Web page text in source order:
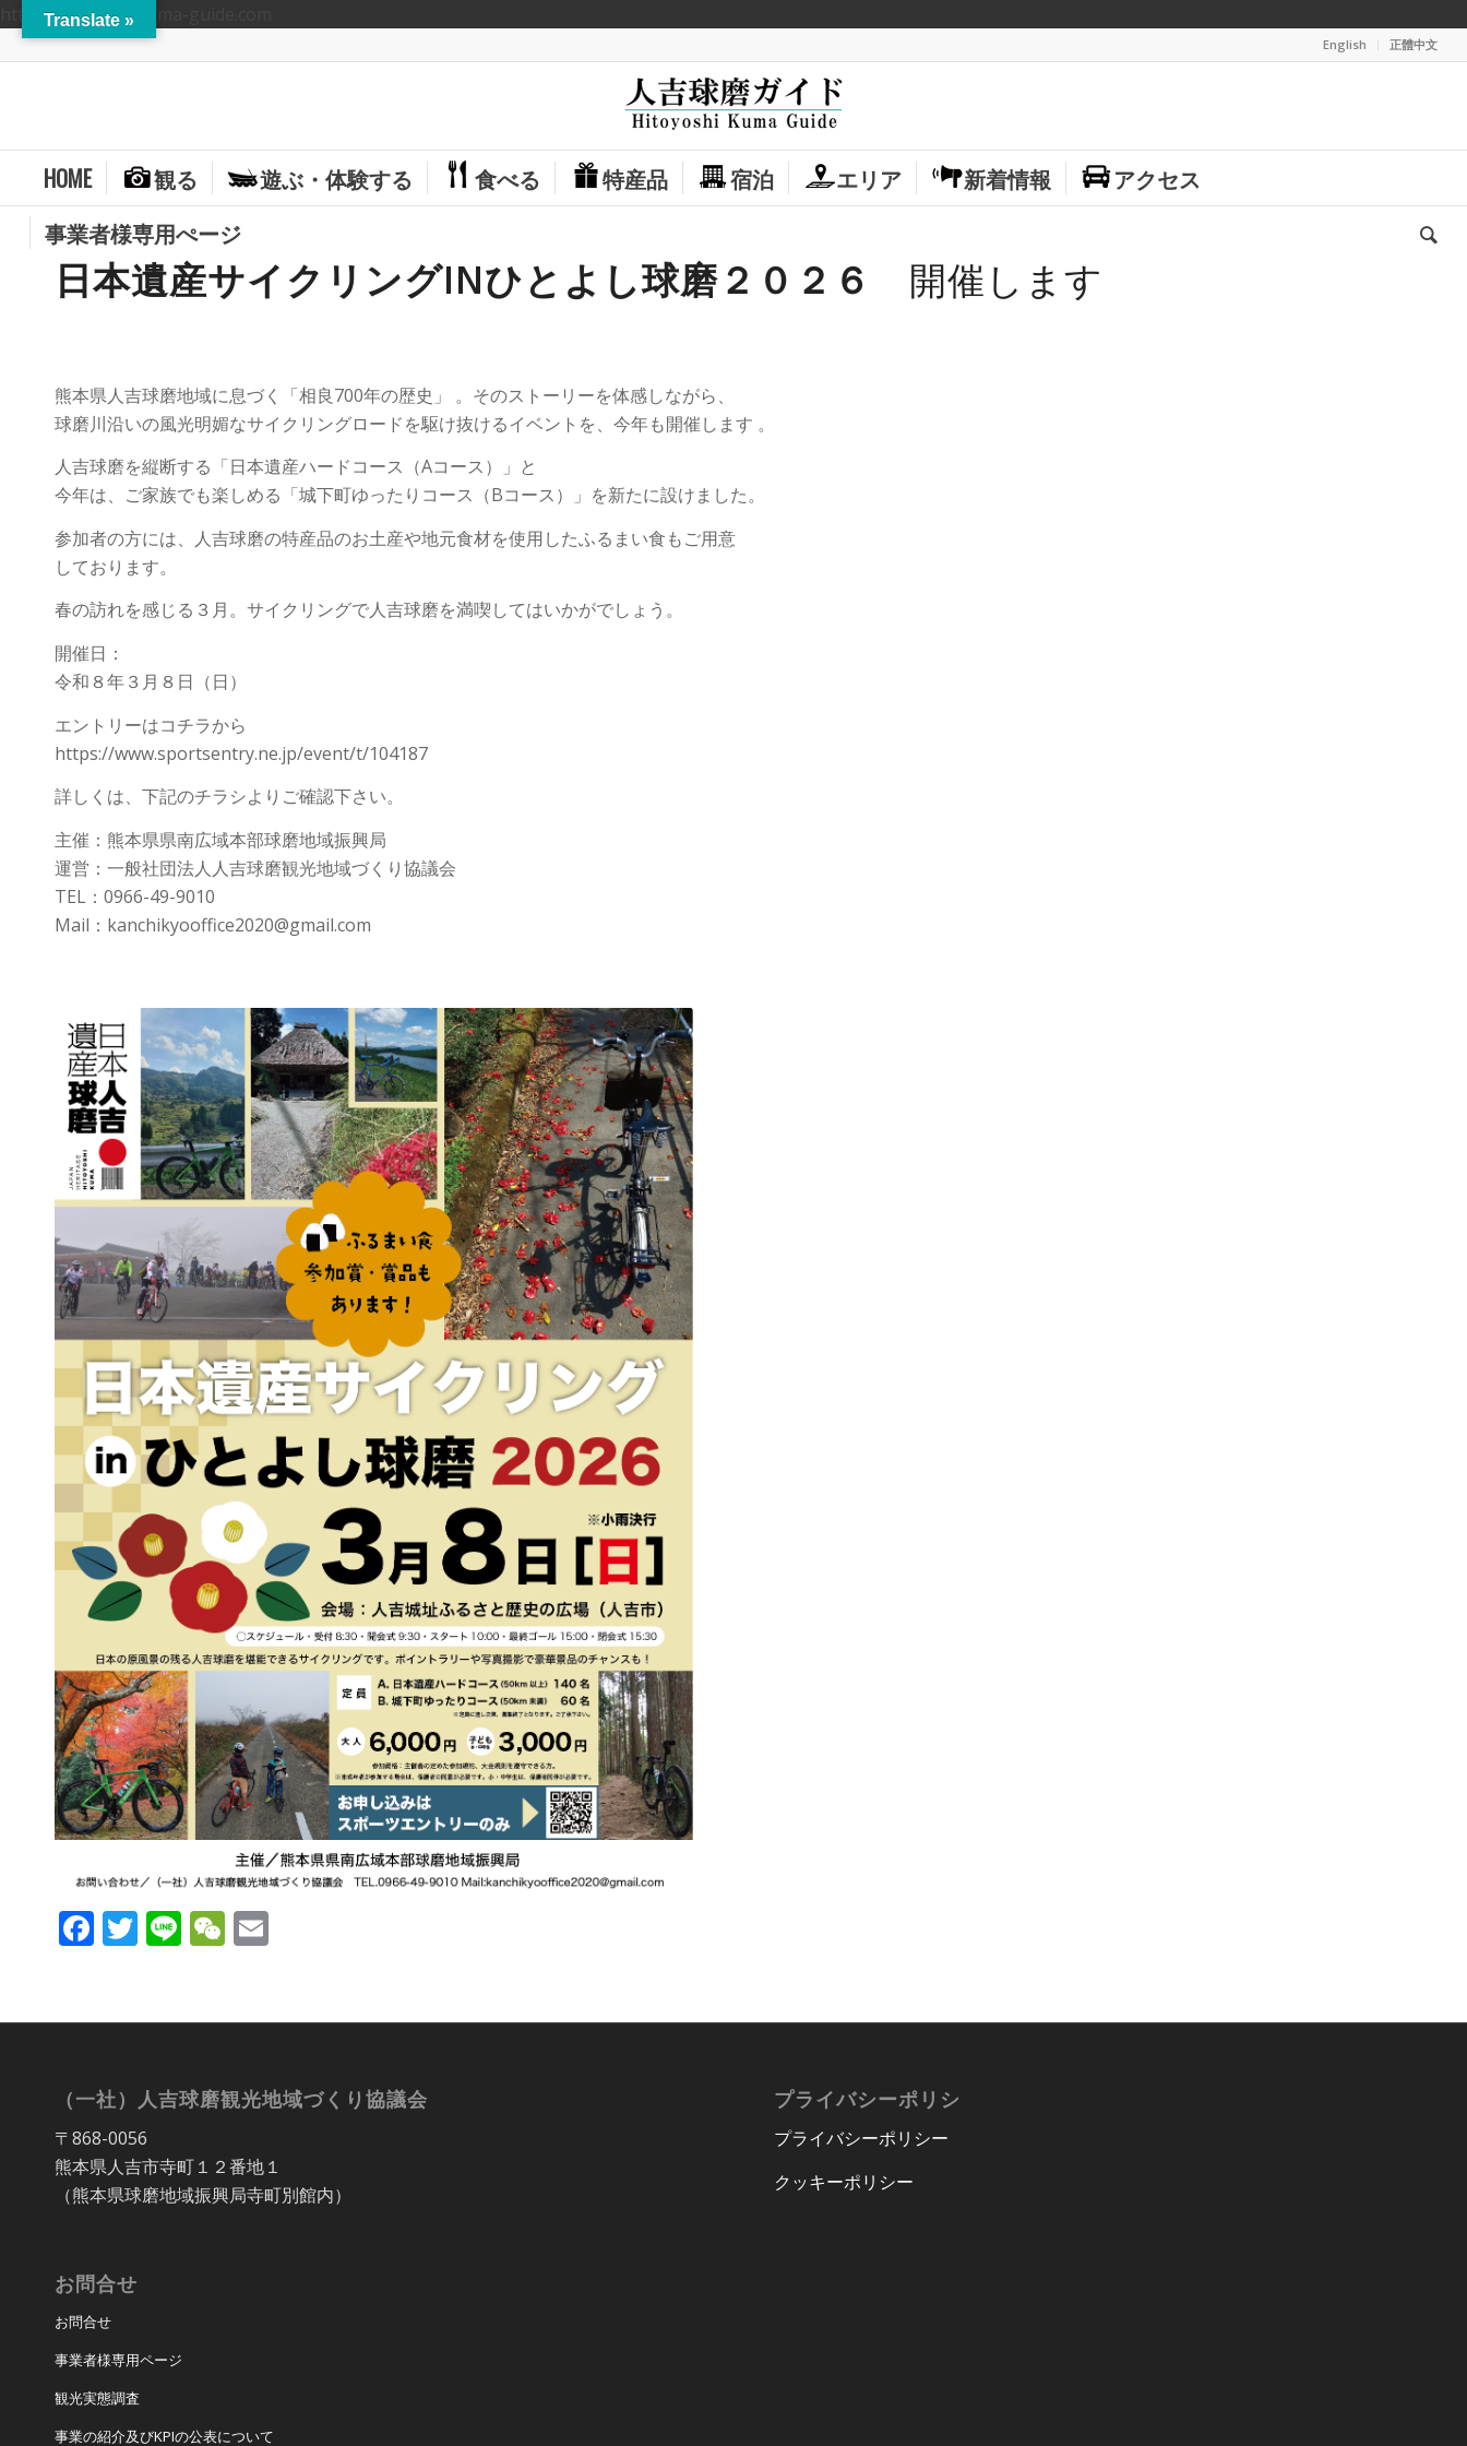
https://hitoyoshikuma-guide.com
English 正體中文
HOME 観る 遊ぶ・体験する 食べる 特産品 宿泊 エリア 新着情報
アクセス
事業者様専用ぺージ
日本遺産サイクリングINひとよし球磨２０２６ 開催します
熊本県人吉球磨地域に息づく「相良700年の歴史」 。そのストーリーを体感しながら、
球磨川沿いの風光明媚なサイクリングロードを駆け抜けるイベントを、今年も開催します 。
人吉球磨を縦断する「日本遺産ハードコース（Aコース）」と
今年は、ご家族でも楽しめる「城下町ゆったりコース（Bコース）」を新たに設けました。
参加者の方には、人吉球磨の特産品のお土産や地元食材を使用したふるまい食もご用意
しております。
春の訪れを感じる３月。サイクリングで人吉球磨を満喫してはいかがでしょう。
開催日：
令和８年３月８日（日）
エントリーはコチラから
https://www.sportsentry.ne.jp/event/t/104187
詳しくは、下記のチラシよりご確認下さい。
主催：熊本県県南広域本部球磨地域振興局
運営：一般社団法人人吉球磨観光地域づくり協議会
TEL：0966-49-9010
Mail：kanchikyooffice2020@gmail.com
Facebook
Twitter
LineWeChat
（一社）人吉球磨観光地域づくり協議会
〒868-0056
熊本県人吉市寺町１２番地１
（熊本県球磨地域振興局寺町別館内）
お問合せ
お問合せ
事業者様専用ページ
観光実態調査
事業の紹介及びKPIの公表について
プライバシーポリシ
プライバシーポリシー
クッキーポリシー
Translate »